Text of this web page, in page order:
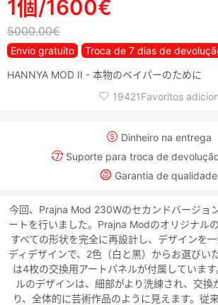
1個/1600€
5000.00€
Envio gratuito
Troca de 7 dias de
HANNYA MOD II - 本物のベイパーのために
19421Favoritos
Dinheiro na entrega
Suporte para troca de
Garantia de qualidade
今回、Prajna Mod 230Wのセカンドバージョ
ートを行いました。Prajna Modのオリジナル
すべての形状を完全に再設計し、デザインを
ディデザインで、2色（白と黒）からお選びい
は4枚の交換用アートパネルが付属していま
ルのデザインは、細部がより洗練され、交換
り、全体的に芸術作品のように見えます。従